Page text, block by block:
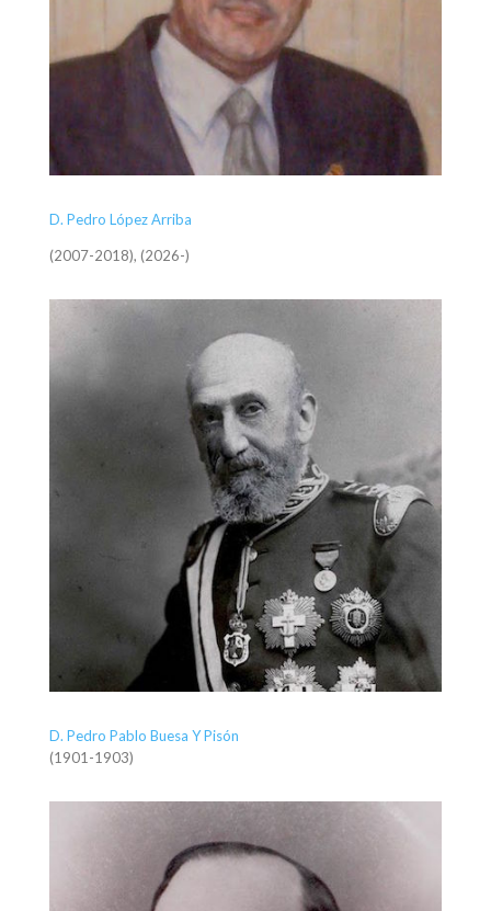
D. Pedro López Arriba
(2007-2018), (2026-)
D. Pedro Pablo Buesa Y Pisón
(1901-1903)